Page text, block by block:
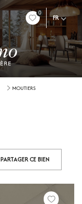
0
FR
MOUTIERS
PARTAGER CE BIEN